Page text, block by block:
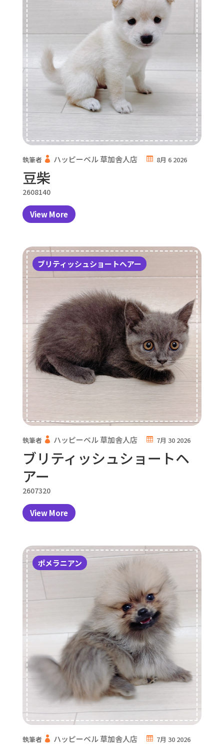
豆柴
執筆者 ハッピーベル 草加舎人店 8月 6 2026
2608140
View More
ブリティッシュショートヘ
アー
執筆者 ハッピーベル 草加舎人店 7月 30 2026
ブリティッシュショートヘアー
2607320
View More
執筆者 ハッピーベル 草加舎人店 7月 30 2026
ポメラニアン